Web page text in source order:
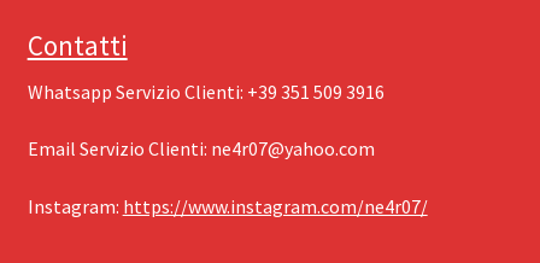
Contatti
Whatsapp Servizio Clienti: ‪+39 351 509 3916
Email Servizio Clienti: ‪ ne4r07@yahoo.com
Instagram: ‪ https://www.instagram.com/ne4r07/